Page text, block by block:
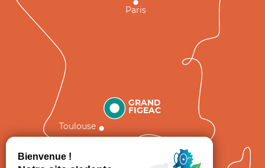
GRAND
FIGEAC
Toulouse
Paris